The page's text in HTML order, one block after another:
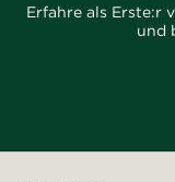
Erfahre als Erste:r
und